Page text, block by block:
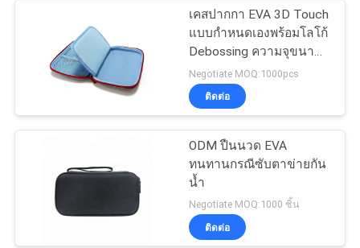
กระเป๋าช้อปปิ้งผ้าไม่
ทอ
เคสปากกา EVA 3D Touch
แบบกำหนดเองพร้อมโลโก้
Debossing ความจุขนาด
ใหญ่ เปลือกแข็ง เหมาะ
สำหรับจัดเก็บเครื่องเขียน
และอุปกรณ์เสริมสำหรับ
Negotiate MOQ:1000pcs
ติดต่อ
ODM ปืนนวด EVA
ทนทานกรณีซับตาข่ายกัน
น้ำ
Negotiate MOQ:1000 ชิ้น
ติดต่อ